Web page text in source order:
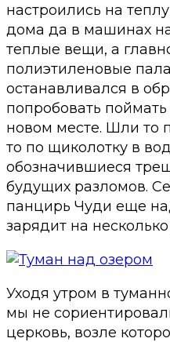
настроились на
дома да в машинах
теплые вещи, а
полиэтиленовые
останавливался в
попробовать
новом месте. Шли то
то по щиколотку в
обозначившиеся
будущих разломов.
панцирь Чуди еще
зарядит на
Уходя утром в
мы не
церковь, возле